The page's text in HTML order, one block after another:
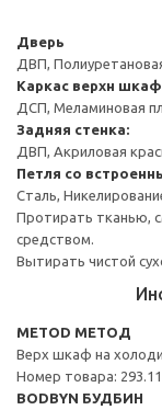
Дверь
ДВП,
Каркас верхн
ДСП, Меламиновая
Задняя стенка:
ДВП, Акриловая
Петля со
Сталь,
Протирать тканью,
средством.
Вытирать чистой
METOD МЕТОД
Верх шкаф на
Номер товара:
BODBYN БУДБИН